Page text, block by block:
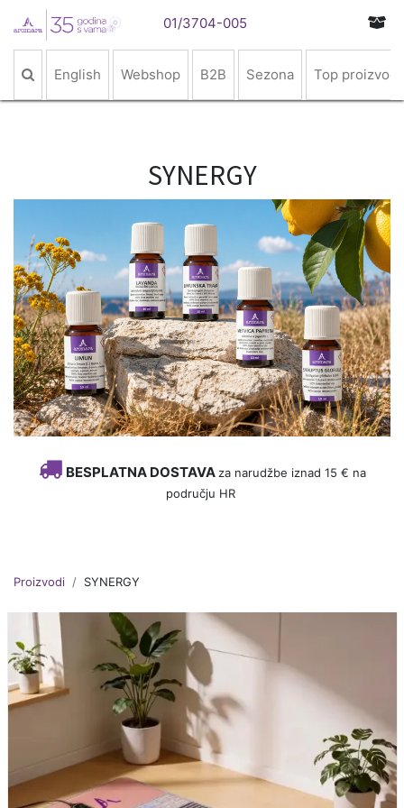
01/3704-005
English Webshop B2B Sezona Top proizvodi
SYNERGY
BESPLATNA DOSTAVA za narudžbe iznad 15 € na
području HR
Proizvodi SYNERGY